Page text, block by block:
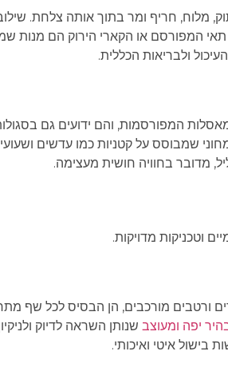
מלוח, חריף ומר בתוך אותה צלחת.
תאי המפורסם או הקארי הירוק הם מנות
ולבריאות הכללית.
המפורסמות, והם ידועים גם
שמבוסס על קטניות כמו עדשים
מדובר בחוויה חושית מעצימה.
וטכניקות מדויקות.
ורטבים מורכבים, הן הבסיס לכל שף
יפה ומעוצב שנותן השראה לדיוק
בישול איטי ואיכותי.